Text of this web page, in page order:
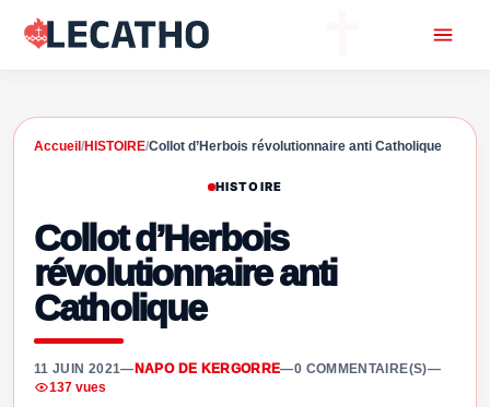
Accueil /HISTOIRE/Collot d’Herbois révolutionnaire anti Catholique
HISTOIRE
Collot d’Herbois
révolutionnaire anti
Catholique
11 JUIN 2021— NAPO DE KERGORRE—0 COMMENTAIRE(S)—
137 vues